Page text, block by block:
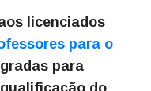
licenciados
para o
para